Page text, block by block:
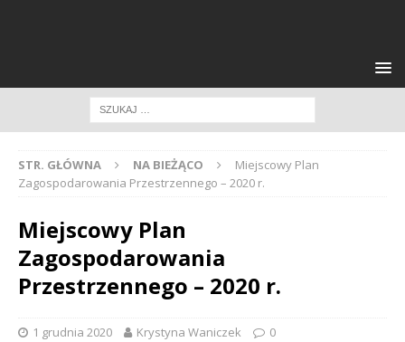
STR. GŁÓWNA NA BIEŻĄCO
Miejscowy Plan
Zagospodarowania Przestrzennego – 2020 r.
Miejscowy Plan
Zagospodarowania
Przestrzennego – 2020 r.
1 grudnia 2020 Krystyna Waniczek 0